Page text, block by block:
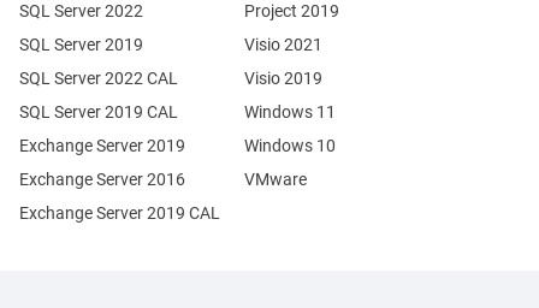
Exchange Server 2019
Exchange Server 2016
SQL Server 2022
SQL Server 2019
SQL Server 2022 CAL
SQL Server 2019 CAL
Exchange Server 2019 CAL
Project 2019
Visio 2021
Visio 2019
Windows 11
Windows 10
VMware